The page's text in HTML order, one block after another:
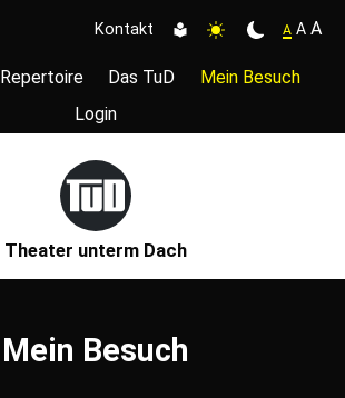
Kontakt A A A
Repertoire Das TuD
Mein Besuch
Login
Theater unterm Dach
Mein Besuch